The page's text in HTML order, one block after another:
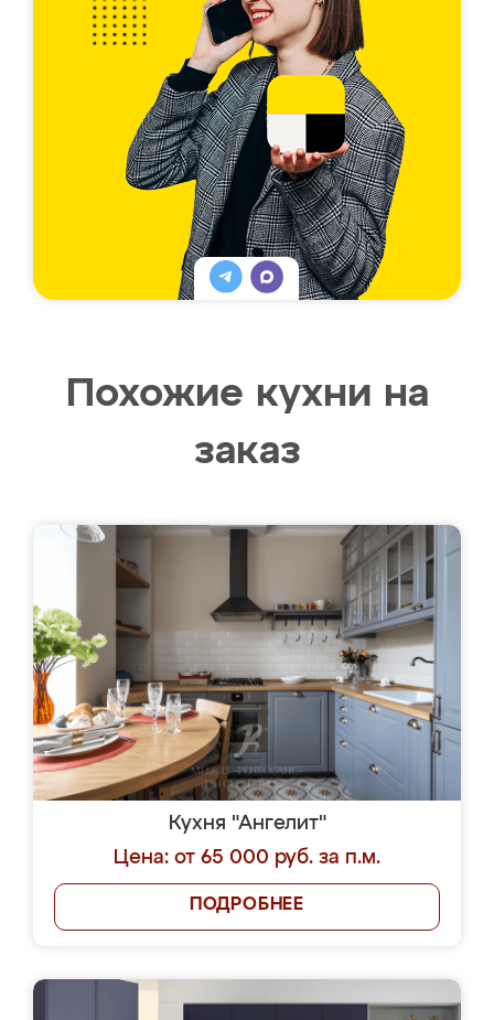
Похожие кухни на
заказ
Кухня "Ангелит"
Цена: от 65 000 руб. за п.м.
ПОДРОБНЕЕ